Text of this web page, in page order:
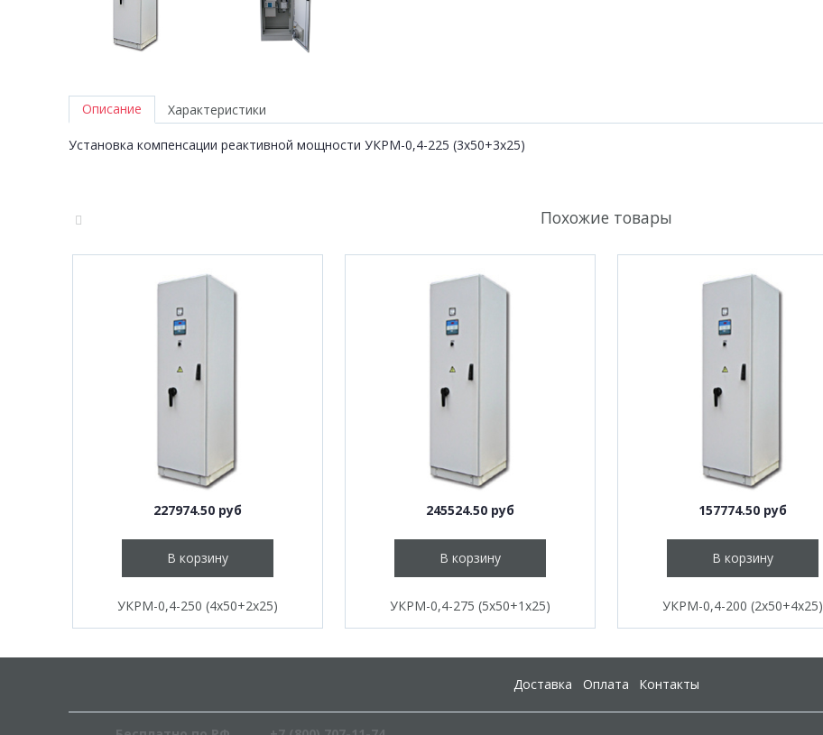
Описание
Установка компенсации реактивной мощности УКРМ-0,4-225 (3х50+3х25)
Характеристики
Похожие товары
227974.50 руб
В корзину
УКРМ-0,4-250 (4х50+2х25)
245524.50 руб
В корзину
УКРМ-0,4-275 (5х50+1х25)
157774.50 руб
В корзину
УКРМ-0,4-200 (2х50+4х25)
Доставка Оплата Контакты